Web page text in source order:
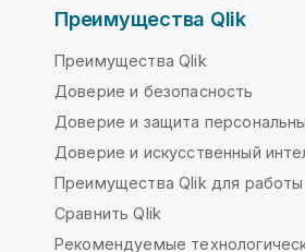
Преимущества Qlik
Преимущества Qlik
Доверие и безопасность
Доверие и защита
Доверие и искусственный
Преимущества Qlik для
Сравнить Qlik
Рекомендуемые